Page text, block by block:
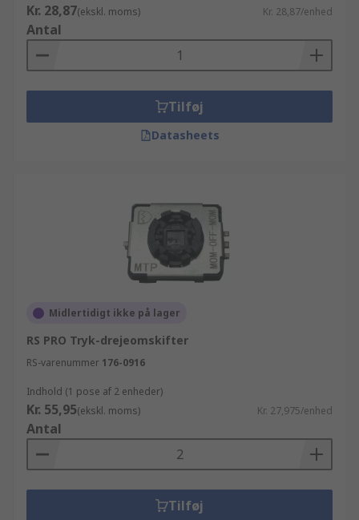
Kr. 28,87(ekskl. moms) Kr. 28,87/enhed
Antal
Tilføj
Datasheets
Midlertidigt ikke på lager
RS PRO Tryk-drejeomskifter
RS-varenummer 176-0916
Indhold (1 pose af 2 enheder)
Kr. 55,95(ekskl. moms) Kr. 27,975/enhed
Antal
Tilføj